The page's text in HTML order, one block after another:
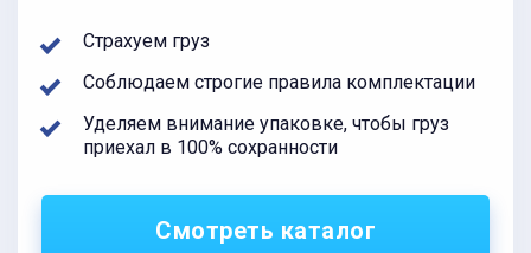
Страхуем груз
Соблюдаем строгие правила комплектации
Уделяем внимание упаковке, чтобы груз
приехал в 100% сохранности
Смотреть каталог